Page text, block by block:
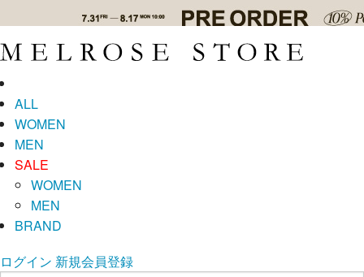
ALL
WOMEN
MEN
SALE
WOMEN
MEN
BRAND
ログイン 新規会員登録